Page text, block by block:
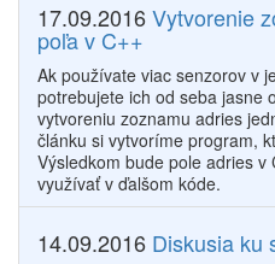
17.09.2016Vytvorenie
poľa v C++
Ak používate viac senzorov v
potrebujete ich od seba jasne
vytvoreniu zoznamu adries
článku si vytvoríme program,
Výsledkom bude pole adries
využívať v ďalšom kóde.
14.09.2016 Diskusia ku